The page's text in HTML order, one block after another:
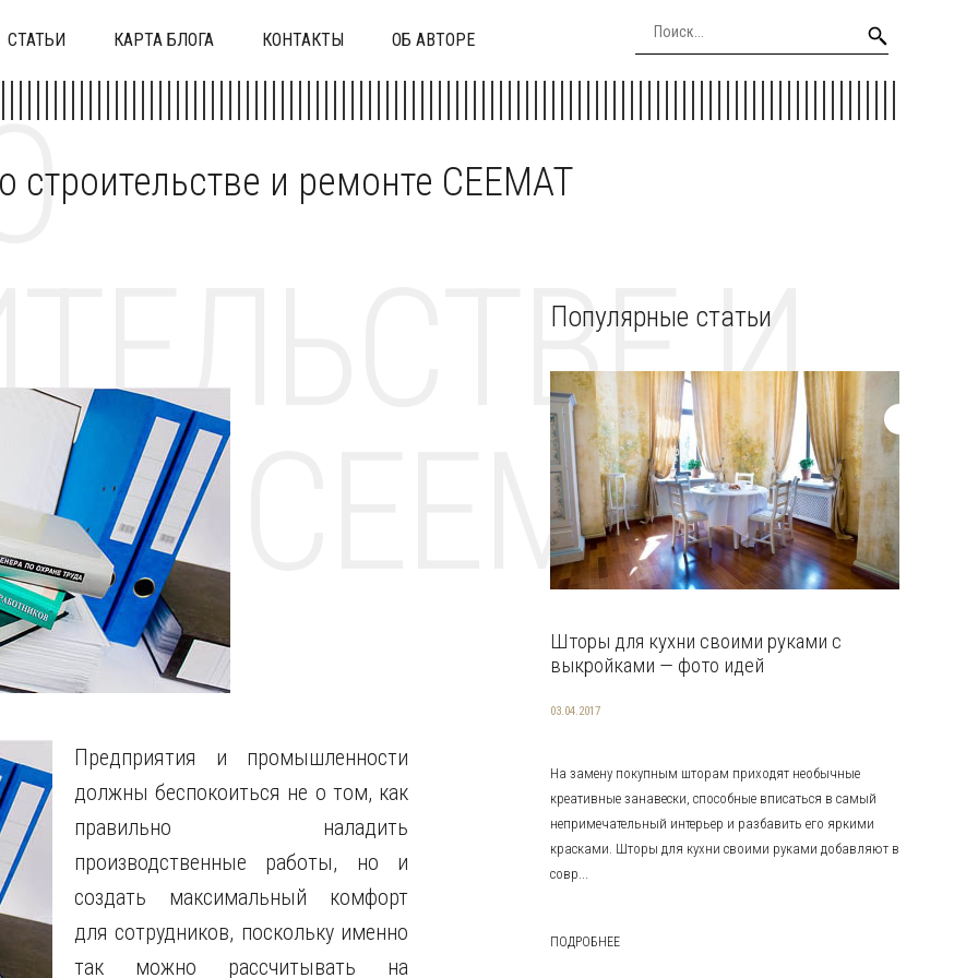
СТАТЬИ КАРТА БЛОГА КОНТАКТЫ ОБ АВТОРЕ
строительстве и ремонте CEEMAT
И
CEEMAT
Предприятия и промышленности
должны беспокоиться не о том, как
правильно наладить
производственные работы, но и
создать максимальный комфорт
для сотрудников, поскольку именно
так можно рассчитывать на
Популярные статьи
Шторы для кухни своими руками с
выкройками — фото идей
03.04.2017
На замену покупным шторам приходят необычные
креативные занавески, способные вписаться в самый
непримечательный интерьер и разбавить его яркими
красками. Шторы для кухни своими руками добавляют в
совр...
ПОДРОБНЕЕ